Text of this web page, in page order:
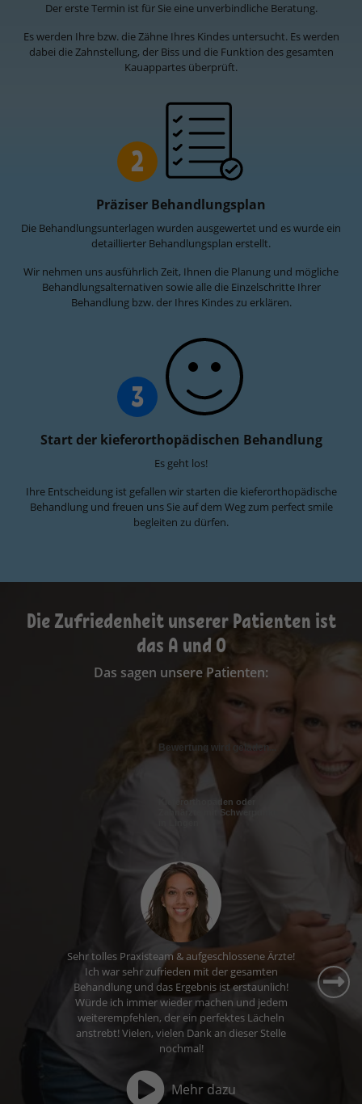
Der erste Termin ist für Sie eine unverbindliche Beratung.
Es werden Ihre bzw. die Zähne Ihres Kindes untersucht. Es werden
dabei die Zahnstellung, der Biss und die Funktion des gesamten
Kauappartes überprüft.
2
Präziser Behandlungsplan
Die Behandlungsunterlagen wurden ausgewertet und es wurde ein
detaillierter Behandlungsplan erstellt.
Wir nehmen uns ausführlich Zeit, Ihnen die Planung und mögliche
Behandlungsalternativen sowie alle die Einzelschritte Ihrer
Behandlung bzw. der Ihres Kindes zu erklären.
3
Start der kieferorthopädischen Behandlung
Es geht los!
Ihre Entscheidung ist gefallen wir starten die kieferorthopädische
Behandlung und freuen uns Sie auf dem Weg zum perfect smile
begleiten zu dürfen.
Die Zufriedenheit unserer Patienten ist
das A und O
Das sagen unsere Patienten:
Bewertung wird geladen...
Kieferorthopäden oder
Zahnärzte mit Schwerpunkt
Ich fühle mich hier sehr gut aufgehoben. Die
Wartezeiten sind kurz, das Personal ist nett und
ich komme gerne zu meinem Termin.
Mehr dazu